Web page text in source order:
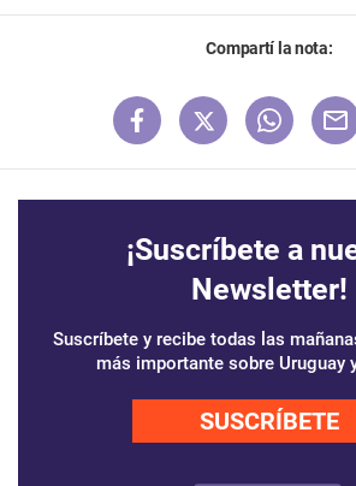
Compartí la nota:
¡Suscríbete a
Newsletter!
Suscríbete y recibe todas las
más importante sobre Uruguay
SUSCRÍBETE